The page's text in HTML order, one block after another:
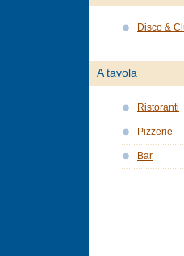
Disco &
A tavola
Ristoranti
Pizzerie
Bar